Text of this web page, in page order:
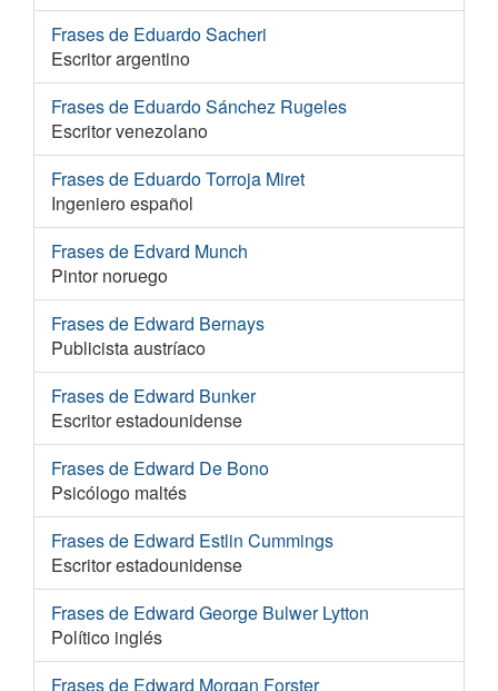
Frases de Eduardo Sacheri
Escritor argentino
Frases de Eduardo Sánchez Rugeles
Escritor venezolano
Frases de Eduardo Torroja Miret
Ingeniero español
Frases de Edvard Munch
Pintor noruego
Frases de Edward Bernays
Publicista austríaco
Frases de Edward Bunker
Escritor estadounidense
Frases de Edward De Bono
Psicólogo maltés
Frases de Edward Estlin Cummings
Escritor estadounidense
Frases de Edward George Bulwer Lytton
Político inglés
Frases de Edward Morgan Forster